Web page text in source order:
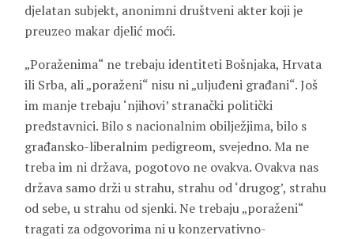
djelatan subjekt, anonimni društveni akter koji je
preuzeo makar djelić moći.
„Poraženima“ ne trebaju identiteti Bošnjaka, Hrvata
ili Srba, ali „poraženi“ nisu ni „uljuđeni građani“. Još
im manje trebaju ‘njihovi’ stranački politički
predstavnici. Bilo s nacionalnim obilježjima, bilo s
građansko-liberalnim pedigreom, svejedno. Ma ne
treba im ni država, pogotovo ne ovakva. Ovakva nas
država samo drži u strahu, strahu od ‘drugog’, strahu
od sebe, u strahu od sjenki. Ne trebaju „poraženi“
tragati za odgovorima ni u konzervativno-